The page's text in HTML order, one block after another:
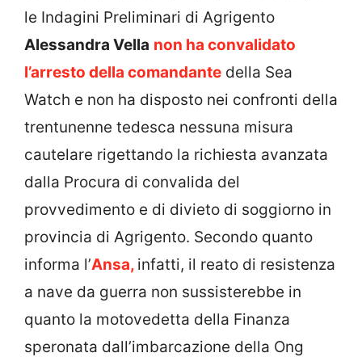
le Indagini Preliminari di Agrigento
Alessandra Vella non ha convalidato
l’arresto della comandante della Sea
Watch e non ha disposto nei confronti della
trentunenne tedesca nessuna misura
cautelare rigettando la richiesta avanzata
dalla Procura di convalida del
provvedimento e di divieto di soggiorno in
provincia di Agrigento. Secondo quanto
informa l’Ansa, infatti, il reato di resistenza
a nave da guerra non sussisterebbe in
quanto la motovedetta della Finanza
speronata dall’imbarcazione della Ong